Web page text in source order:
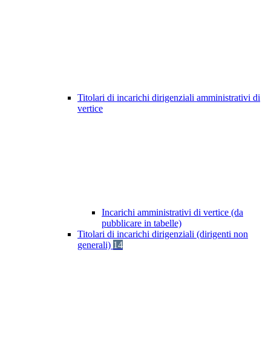
Titolari di incarichi dirigenziali amministrativi di
vertice
Incarichi amministrativi di vertice (da
pubblicare in tabelle)
Titolari di incarichi dirigenziali (dirigenti non
generali) 14